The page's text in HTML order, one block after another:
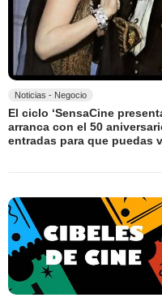
Noticias - Negocio
El ciclo ‘SensaCine
arranca con el 50
entradas para que puedas